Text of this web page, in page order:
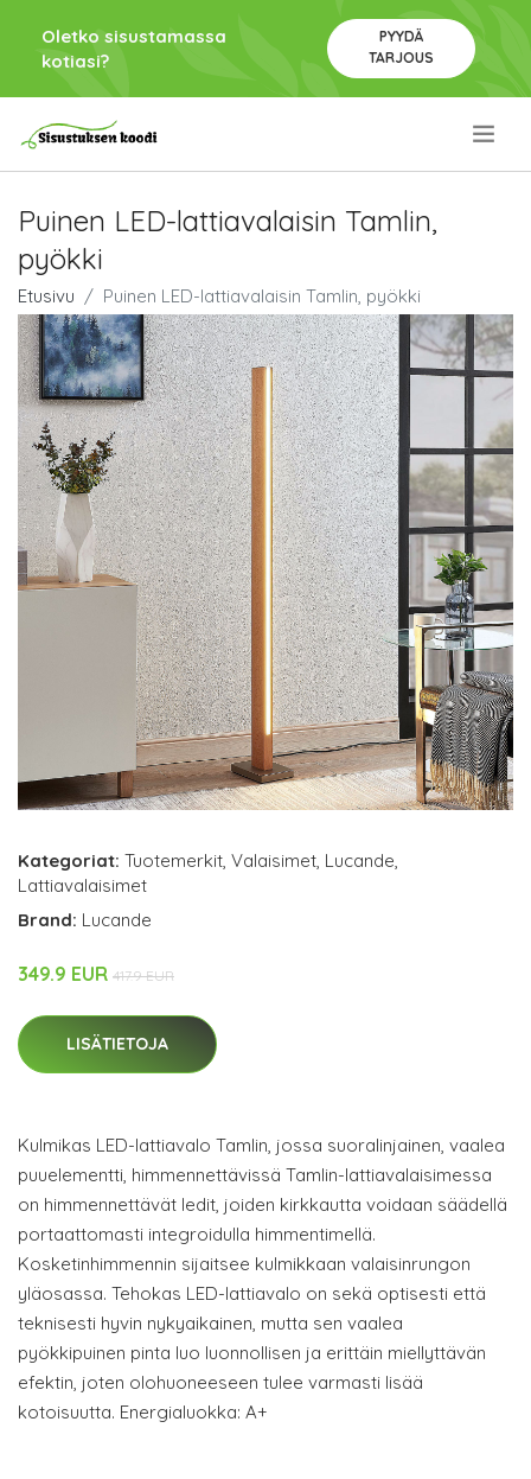
Oletko sisustamassa
kotiasi?
PYYDÄ
TARJOUS
Puinen LED-lattiavalaisin Tamlin,
pyökki
Etusivu Puinen LED-lattiavalaisin Tamlin, pyökki
Kategoriat: Tuotemerkit, Valaisimet, Lucande,
Lattiavalaisimet
Brand: Lucande
349.9 EUR 417.9 EUR
LISÄTIETOJA
Kulmikas LED-lattiavalo Tamlin, jossa suoralinjainen, vaalea
puuelementti, himmennettävissä Tamlin-lattiavalaisimessa
on himmennettävät ledit, joiden kirkkautta voidaan säädellä
portaattomasti integroidulla himmentimellä.
Kosketinhimmennin sijaitsee kulmikkaan valaisinrungon
yläosassa. Tehokas LED-lattiavalo on sekä optisesti että
teknisesti hyvin nykyaikainen, mutta sen vaalea
pyökkipuinen pinta luo luonnollisen ja erittäin miellyttävän
efektin, joten olohuoneeseen tulee varmasti lisää
kotoisuutta. Energialuokka: A+